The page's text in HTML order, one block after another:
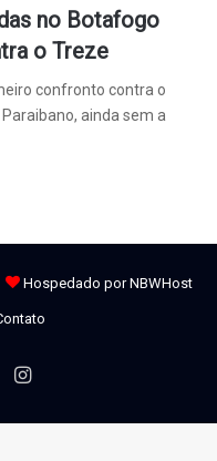
no Botafogo
o Treze
confronto contra o
ainda sem a
Hospedado por NBWHost
Instagram